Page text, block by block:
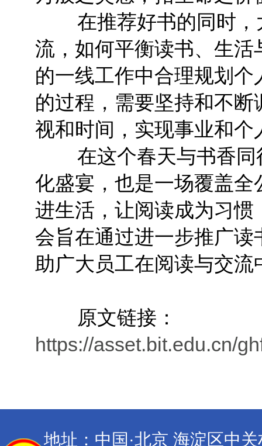
在推荐好书的同时，
流，如何平衡读书、生
的一线工作中合理规划
的过程，需要坚持和不
视和时间，实现事业和个
在这个春天与书香同
化盛宴，也是一场覆盖
进生活，让阅读成为习
会旨在通过进一步推广
助广大员工在阅读与交
原文链接：
https://asset.bit.edu.cn/
地址：中国·北京 海淀区中